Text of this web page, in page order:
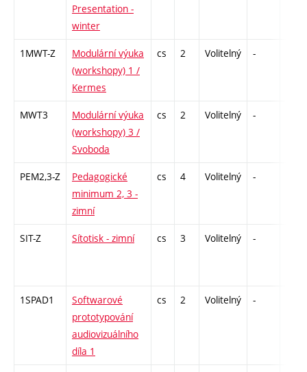
Presentation -
winter
1MWT-Z
Modulární výuka
(workshopy) 1 /
Kermes
cs 2 Volitelný -
MWT3
Modulární výuka
(workshopy) 3 /
Svoboda
cs 2 Volitelný -
PEM2,3-Z
Pedagogické
minimum 2, 3 -
zimní
cs 4 Volitelný -
SIT-Z Sítotisk - zimní cs 3 Volitelný -
1SPAD1
Softwarové
prototypování
audiovizuálního
díla 1
cs 2 Volitelný -